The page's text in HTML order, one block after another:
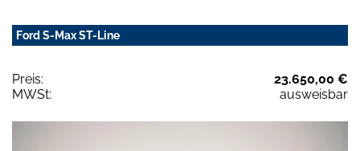
Ford S-Max ST-Line
Preis:
23.650,00 €
MWSt:
ausweisbar